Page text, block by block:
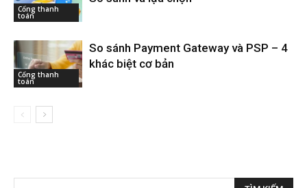
Cổng thanh
toán
Cổng thanh
toán
So sánh Payment Gateway và PSP – 4
khác biệt cơ bản